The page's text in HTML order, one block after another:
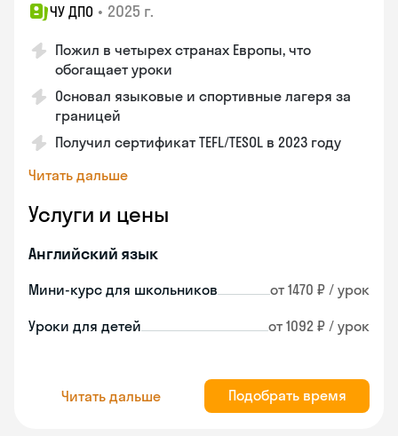
ЧУ ДПО • 2025 г.
Пожил в четырех странах Европы, что
обогащает уроки
Основал языковые и спортивные лагеря за
границей
Получил сертификат TEFL/TESOL в 2023 году
Читать дальше
Услуги и цены
Английский язык
Мини-курс для школьников от 1470 ₽ / урок
Уроки для детей от 1092 ₽ / урок
Читать дальше Подобрать время